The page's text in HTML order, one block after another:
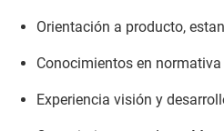
Orientación a producto,
Conocimientos en
Experiencia visión y